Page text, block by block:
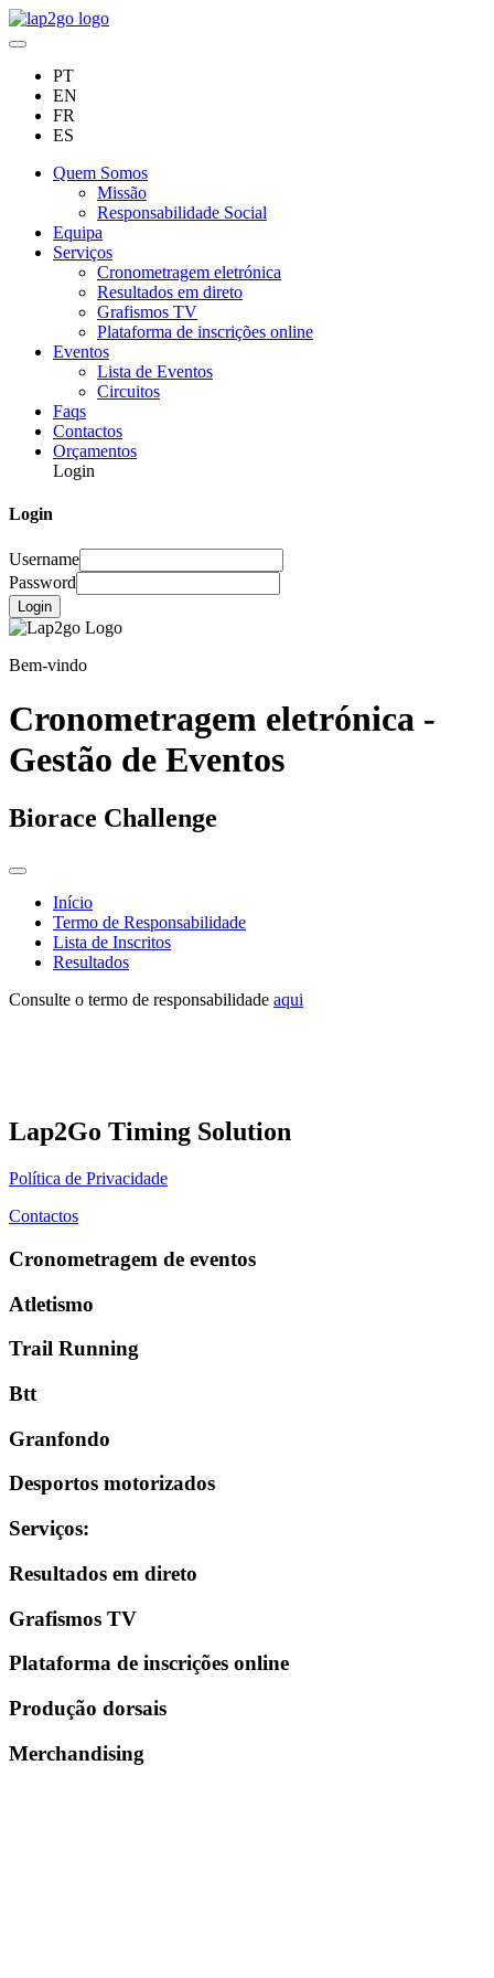
PT
EN
FR
ES
Quem Somos
Missão
Responsabilidade Social
Equipa
Serviços
Cronometragem eletrónica
Resultados em direto
Grafismos TV
Plataforma de inscrições online
Eventos
Lista de Eventos
Circuitos
Faqs
Contactos
Orçamentos
Login
Login
Username
Password
Login
Bem-vindo
Cronometragem eletrónica -
Gestão de Eventos
Biorace Challenge
Início
Termo de Responsabilidade
Lista de Inscritos
Resultados
Consulte o termo de responsabilidade aqui
Lap2Go Timing Solution
Política de Privacidade
Contactos
Cronometragem de eventos
Atletismo
Trail Running
Btt
Granfondo
Desportos motorizados
Serviços:
Resultados em direto
Grafismos TV
Plataforma de inscrições online
Produção dorsais
Merchandising